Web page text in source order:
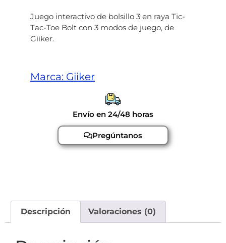
Juego interactivo de bolsillo 3 en raya Tic-
Tac-Toe Bolt con 3 modos de juego, de
Giiker.
Marca: Giiker
Envío en 24/48 horas
Pregúntanos
Descripción Valoraciones (0)